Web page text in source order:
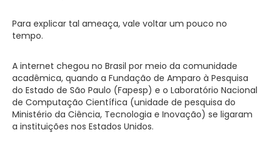
Para explicar tal ameaça, vale voltar um pouco no
tempo.
A internet chegou no Brasil por meio da comunidade
acadêmica, quando a Fundação de Amparo à Pesquisa
do Estado de São Paulo (Fapesp) e o Laboratório Nacional
de Computação Científica (unidade de pesquisa do
Ministério da Ciência, Tecnologia e Inovação) se ligaram
a instituições nos Estados Unidos.